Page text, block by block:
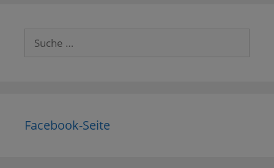
Suche
nach:
Facebook-Seite